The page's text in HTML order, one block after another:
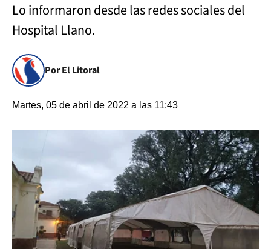
Lo informaron desde las redes sociales del
Hospital Llano.
Por El Litoral
Martes, 05 de abril de 2022 a las 11:43